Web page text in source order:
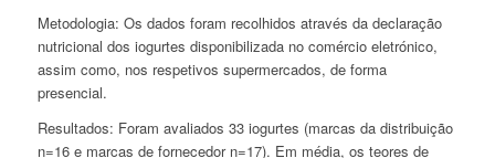
Metodologia: Os dados foram recolhidos através da declaração
nutricional dos iogurtes disponibilizada no comércio eletrónico,
assim como, nos respetivos supermercados, de forma
presencial.
Resultados: Foram avaliados 33 iogurtes (marcas da distribuição
n=16 e marcas de fornecedor n=17). Em média, os teores de